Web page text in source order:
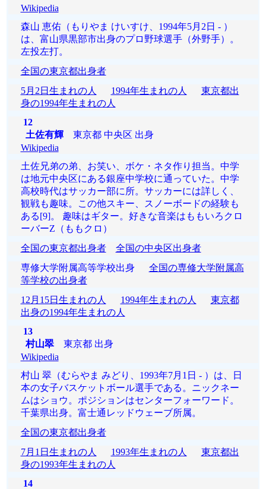
Wikipedia
森山 恵佑（もりやま けいすけ、1994年5月2日 - ）
は、富山県黒部市出身のプロ野球選手（外野手）。
左投左打。
全国の東京都出身者
5月2日生まれの人
1994年生まれの人
東京都出
身の1994年生まれの人
12
土佐有輝東京都 中央区 出身
Wikipedia
土佐兄弟の弟、お笑い、ボケ・ネタ作り担当。中学
は地元中央区にある銀座中学校に通っていた。中学
高校時代はサッカー部に所。サッカーには詳しく、
観戦も趣味。この他スキー、スノーボードの経験も
ある[9]。 趣味はギター。好きな音楽はももいろクロ
ーバーZ（ももクロ）
全国の東京都出身者
全国の中央区出身者
専修大学附属高等学校出身 全国の専修大学附属高
等学校の出身者
12月15日生まれの人
1994年生まれの人
東京都
出身の1994年生まれの人
13
村山翠東京都 出身
Wikipedia
村山 翠（むらやま みどり、1993年7月1日 - ）は、日
本の女子バスケットボール選手である。ニックネー
ムはショウ。ポジションはセンターフォーワード。
千葉県出身。富士通レッドウェーブ所属。
全国の東京都出身者
7月1日生まれの人
1993年生まれの人
東京都出
身の1993年生まれの人
14